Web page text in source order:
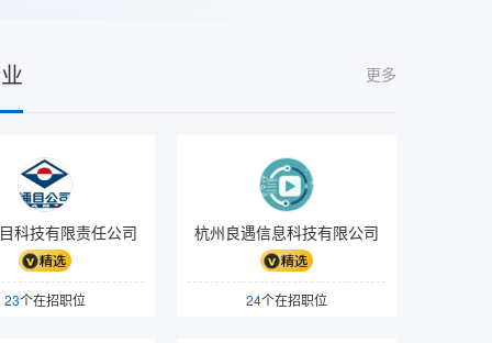
更多
科技有限责任公司
23个在招职位
杭州良遇信息科技有限公司
24个在招职位